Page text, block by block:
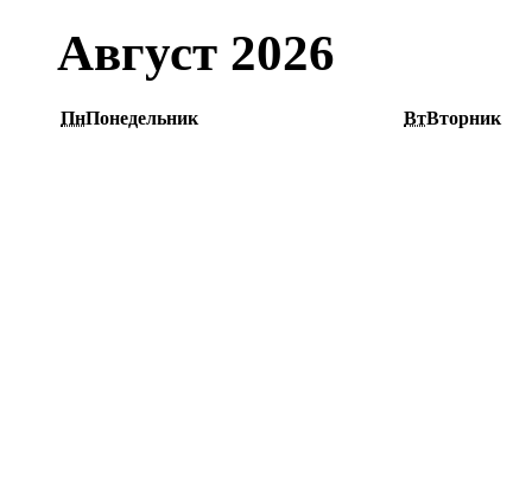
Август 2026
ПнПонедельник ВтВторник